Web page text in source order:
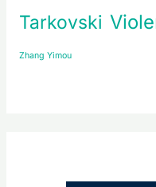
Tarkovski
Zhang Yimou